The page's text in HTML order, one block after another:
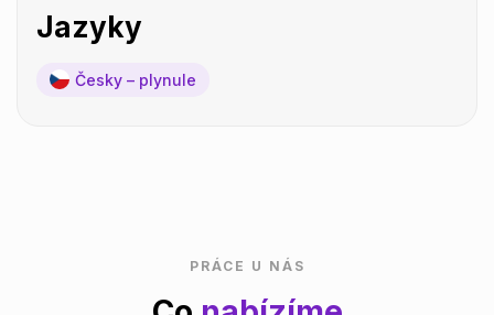
Jazyky
Česky – plynule
PRÁCE U NÁS